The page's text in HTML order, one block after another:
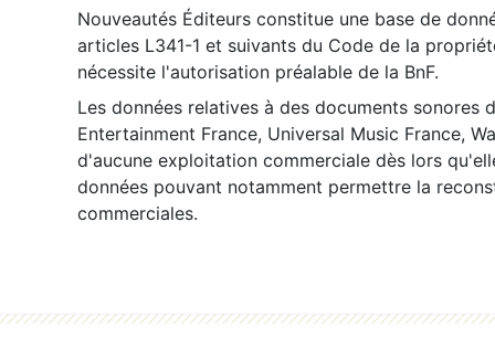
Nouveautés Éditeurs constitue une base de
articles L341-1 et suivants du Code de la
nécessite l'autorisation préalable de la BnF.
Les données relatives à des documents sonores
Entertainment France, Universal Music France,
d'aucune exploitation commerciale dès lors
données pouvant notamment permettre la
commerciales.